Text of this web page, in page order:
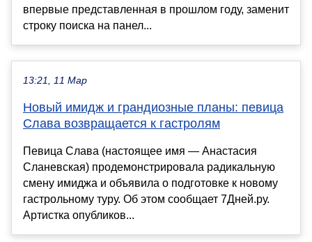
впервые представленная в прошлом году, заменит
строку поиска на панел...
13:21, 11 Мар
Новый имидж и грандиозные планы: певица
Слава возвращается к гастролям
Певица Слава (настоящее имя — Анастасия
Сланевская) продемонстрировала радикальную
смену имиджа и объявила о подготовке к новому
гастрольному туру. Об этом сообщает 7Дней.ру.
Артистка опубликов...